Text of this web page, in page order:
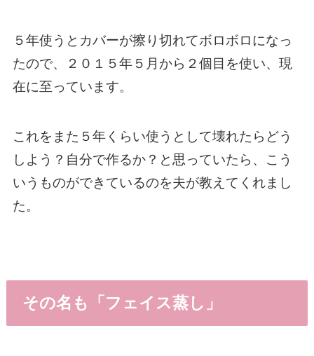
５年使うとカバーが擦り切れてボロボロになっ
たので、２０１５年５月から２個目を使い、現
在に至っています。
これをまた５年くらい使うとして壊れたらどう
しよう？自分で作るか？と思っていたら、こう
いうものができているのを夫が教えてくれまし
た。
その名も「フェイス蒸し」